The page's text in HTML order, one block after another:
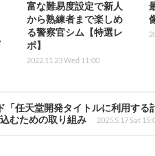
富な難易度設定で新人
から熟練者まで楽しめ
る警察官シム【特選レ
ポ】
2022.11.23 Wed 11:00
「任天堂開発タイトルに利用す
むための取り組み
2025.5.17 Sat